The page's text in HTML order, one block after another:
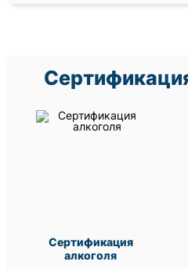
Сертификация
алкоголя